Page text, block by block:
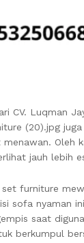
CV. Luqman
(20).jpg
Oleh
jauh lebih
furniture
sofa nyaman
saat
berkumpul